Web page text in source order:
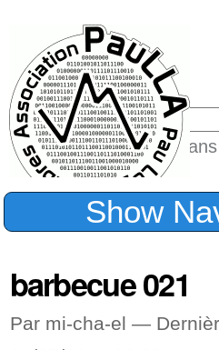
Chercher par
Seulement
Recherche
Show
barbecue 021
Par mi-cha-el —